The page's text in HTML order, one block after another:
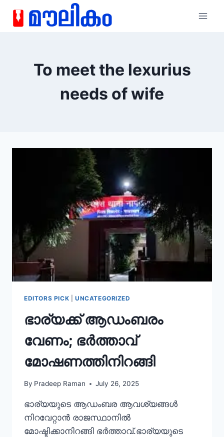
To meet the lexurius
needs of wife
EDITORS PICK UNCATEGORIZED
ഭാര്യക്ക് ആഡംബരം
വേണം; ഭർത്താവ്
മോഷണത്തിനിറങ്ങി
By Pradeep Raman July 26, 2025
ഭാര്യയുടെ ആഡംബര ആവശ്യങ്ങൾ
നിറവേറ്റാൻ രാജസ്ഥാനിൽ
മോഷ്ടിക്കാനിറങ്ങി ഭർത്താവ്.ഭാര്യയുടെ